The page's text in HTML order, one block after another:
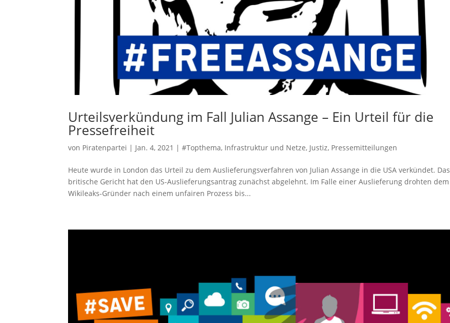
Urteilsverkündung im Fall Julian Assange – Ein Urteil für die
Pressefreiheit
von Piratenpartei | Jan. 4, 2021 |#Topthema, Infrastruktur und Netze, Justiz, Pressemitteilungen
Heute wurde in London das Urteil zu dem Auslieferungsverfahren von Julian Assange in die USA verkündet. Das
britische Gericht hat den US-Auslieferungsantrag zunächst abgelehnt. Im Falle einer Auslieferung drohten dem
Wikileaks-Gründer nach einem unfairen Prozess bis...